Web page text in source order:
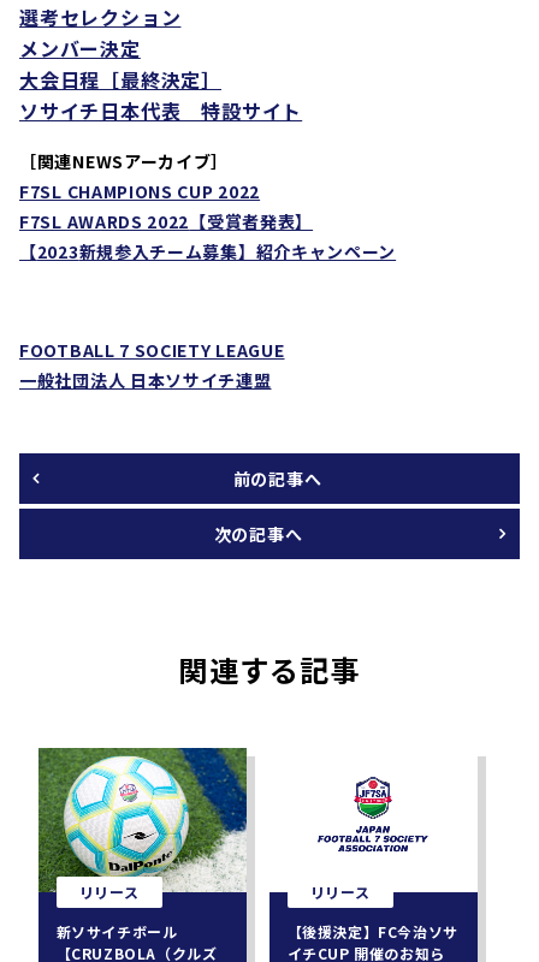
選考セレクション
メンバー決定
大会日程［最終決定］
ソサイチ日本代表 特設サイト
［関連NEWSアーカイブ］
F7SL CHAMPIONS CUP 2022
F7SL AWARDS 2022 【受賞者発表】
【2023新規参入チーム募集】紹介キャンペーン
FOOTBALL 7 SOCIETY LEAGUE
一般社団法人 日本ソサイチ連盟
前の記事へ
次の記事へ
関連する記事
リリース
新ソサイチボール
【CRUZBOLA（クルズ
リリース
【後援決定】FC今治ソサ
イチCUP 開催のお知ら